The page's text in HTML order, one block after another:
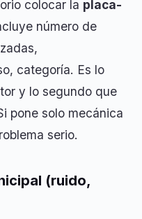
colocar la placa-
número de
categoría. Es lo
y lo segundo que
pone solo mecánica
serio.
(ruido,